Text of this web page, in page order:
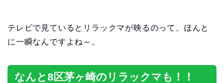
テレビで見ているとリラックマが映るのって、ほんと
に一瞬なんですよね～。
なんと8区茅ヶ崎のリラックマも！！